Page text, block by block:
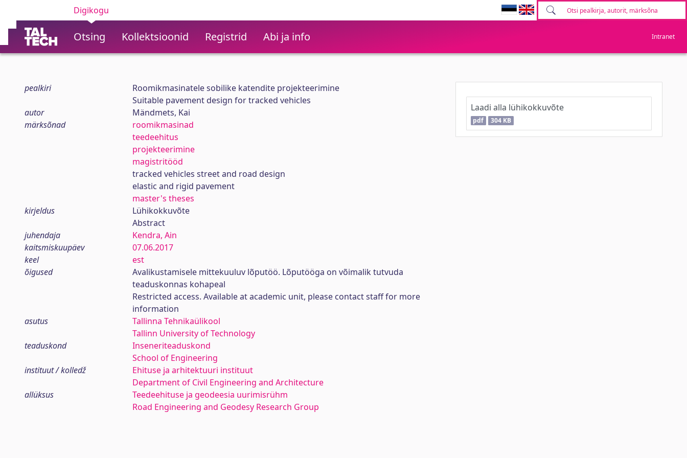
Digikogu
Otsing Kollektsioonid Registrid Abi ja info Intranet
pealkiri
Roomikmasinatele sobilike katendite projekteerimine
Suitable pavement design for tracked vehicles
autor
Mändmets, Kai
märksõnad
roomikmasinad
teedeehitus
projekteerimine
magistritööd
tracked vehicles street and road design
elastic and rigid pavement
master's theses
kirjeldus
Lühikokkuvõte
Abstract
juhendaja
Kendra, Ain
kaitsmiskuupäev
07.06.2017
keel
est
õigused
Avalikustamisele mittekuuluv lõputöö. Lõputööga on võimalik tutvuda
teaduskonnas kohapeal
Restricted access. Available at academic unit, please contact staff for more
information
asutus
Tallinna Tehnikaülikool
Tallinn University of Technology
teaduskond
Inseneriteaduskond
School of Engineering
instituut / kolledž
Ehituse ja arhitektuuri instituut
Department of Civil Engineering and Architecture
allüksus
Teedeehituse ja geodeesia uurimisrühm
Road Engineering and Geodesy Research Group
Laadi alla lühikokkuvõte
pdf 304 KB